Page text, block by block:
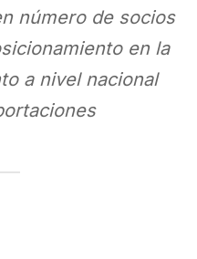
número de socios
en la
a nivel nacional